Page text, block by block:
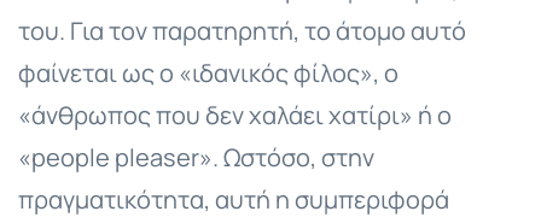
του. Για τον παρατηρητή, το άτομο αυτό
φαίνεται ως ο «ιδανικός φίλος», ο
«άνθρωπος που δεν χαλάει χατίρι» ή ο
«people pleaser». Ωστόσο, στην
πραγματικότητα, αυτή η συμπεριφορά